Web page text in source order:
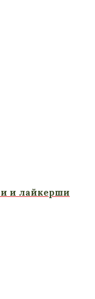
и лайкерши